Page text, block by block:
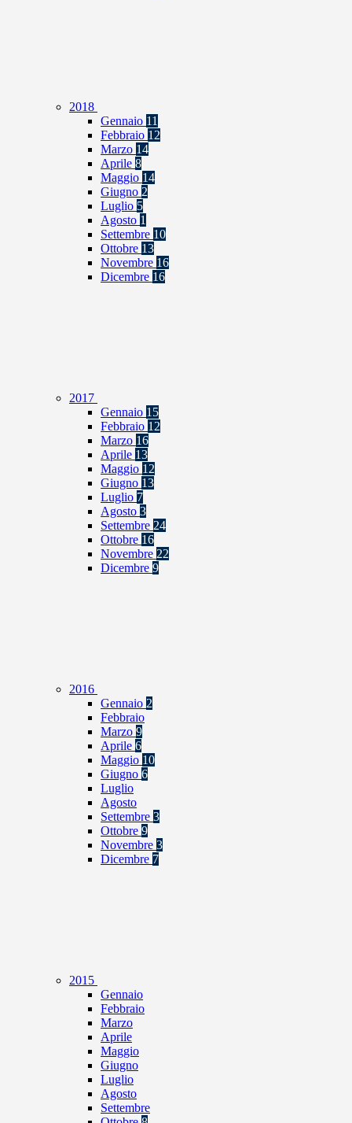
2018
Gennaio 11
Febbraio 12
Marzo 14
Aprile 8
Maggio 14
Giugno 2
Luglio 5
Agosto 1
Settembre 10
Ottobre 13
Novembre 16
Dicembre 16
2017
Gennaio 15
Febbraio 12
Marzo 16
Aprile 13
Maggio 12
Giugno 13
Luglio 7
Agosto 3
Settembre 24
Ottobre 16
Novembre 22
Dicembre 9
2016
Gennaio 2
Febbraio
Marzo 9
Aprile 6
Maggio 10
Giugno 6
Luglio
Agosto
Settembre 3
Ottobre 9
Novembre 3
Dicembre 7
2015
Gennaio
Febbraio
Marzo
Aprile
Maggio
Giugno
Luglio
Agosto
Settembre